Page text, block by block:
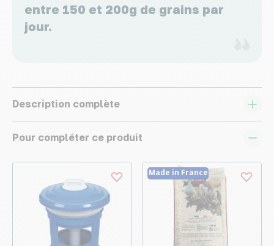
entre 150 et 200g de grains par
jour.
Description complète
Pour compléter ce produit
Made in France